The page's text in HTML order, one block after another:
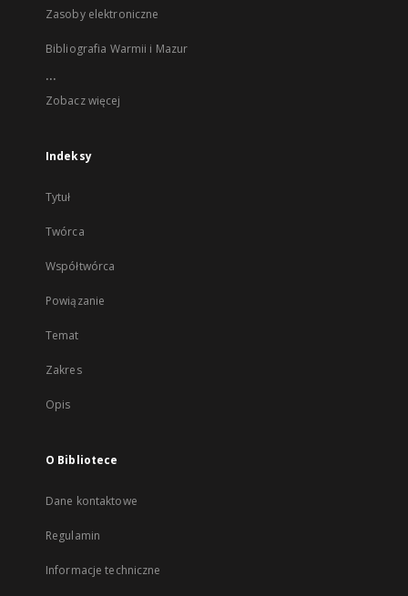
Zasoby elektroniczne
Bibliografia Warmii i Mazur
...
Zobacz więcej
Indeksy
Tytuł
Twórca
Współtwórca
Powiązanie
Temat
Zakres
Opis
O Bibliotece
Dane kontaktowe
Regulamin
Informacje techniczne